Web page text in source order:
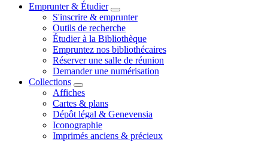
Emprunter & Étudier
S'inscrire & emprunter
Outils de recherche
Étudier à la Bibliothèque
Empruntez nos bibliothécaires
Réserver une salle de réunion
Demander une numérisation
Collections
Affiches
Cartes & plans
Dépôt légal & Genevensia
Iconographie
Imprimés anciens & précieux